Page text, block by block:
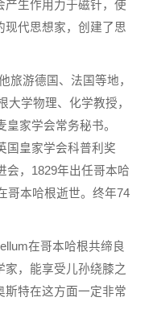
产生作用力于磁针，使
现代思想家，创建了思
旅游德国、法国等地，
大学物理、化学教授，
家学会常务秘书。
国皇家学会科普利奖
会，1829年出任哥本哈
哥本哈根逝世。终年74
在哥本哈根共缔良
，能享受儿孙绕膝之
斯特在这方面一定非常